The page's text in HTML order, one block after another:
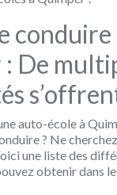
conduire
De
auto-école à
? Ne
une liste des
obtenir dans